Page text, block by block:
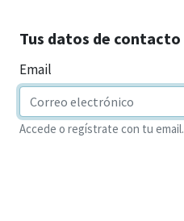
Tus datos de contacto
Email
Accede o regístrate con tu email.